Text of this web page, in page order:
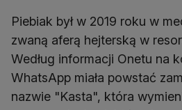
Piebiak był w 2019 roku w
zwaną aferą hejterską w
Według informacji Onetu na
WhatsApp miała powstać
nazwie "Kasta", która